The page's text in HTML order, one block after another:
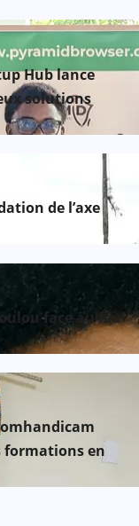
Hub lance
solutions
de l’axe
face au feu
formations en